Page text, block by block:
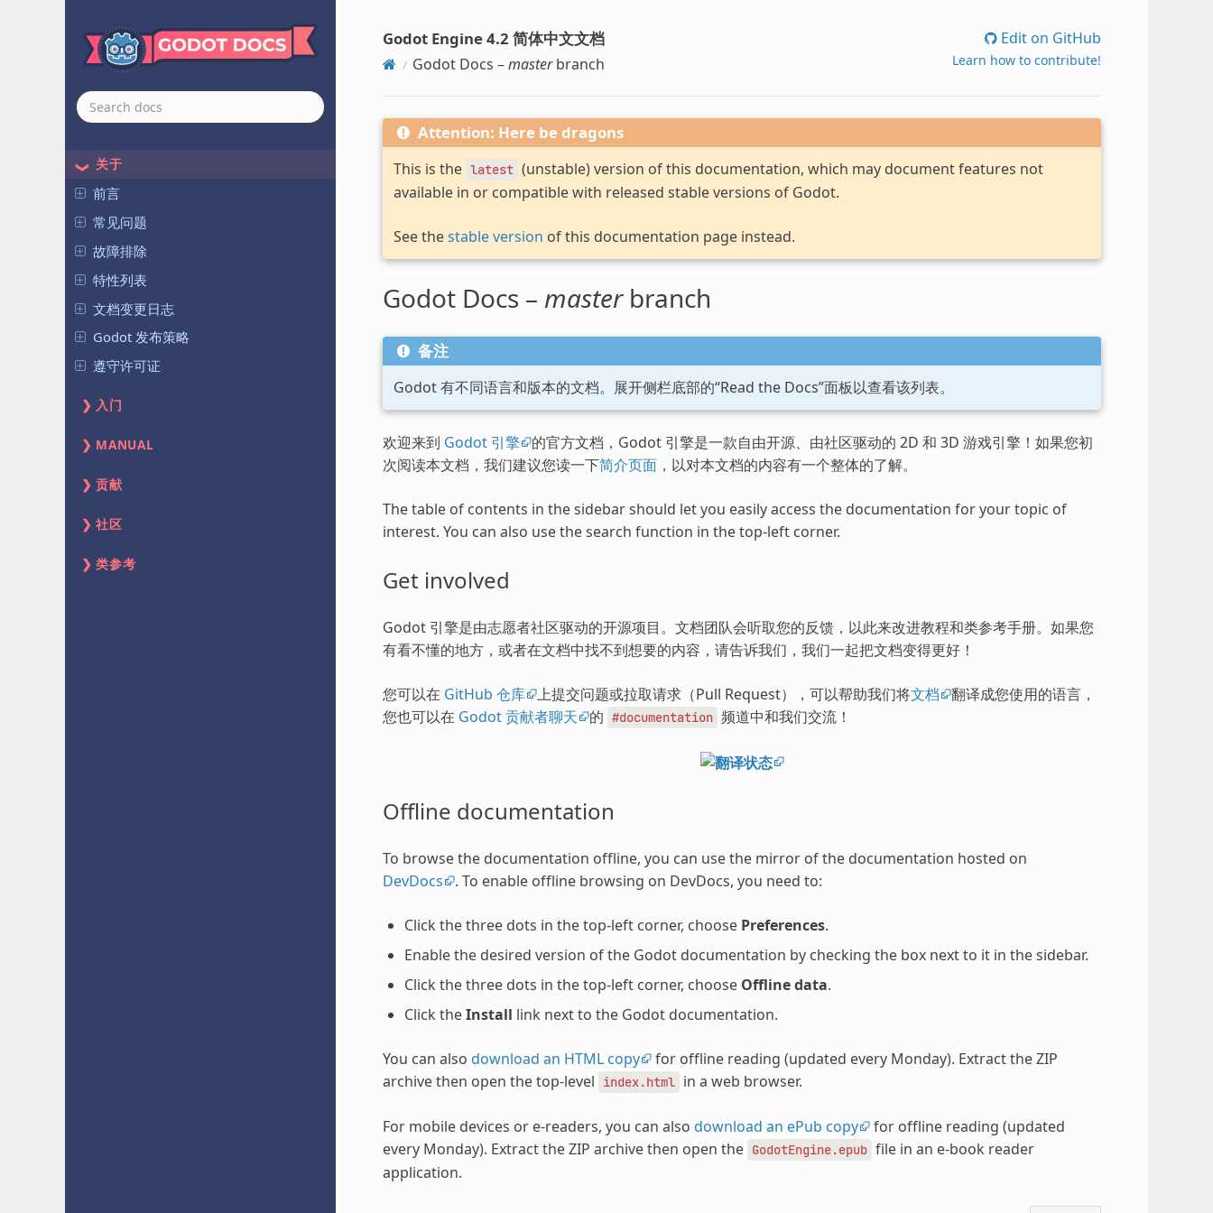
关于
前言
常见问题
故障排除
特性列表
文档变更日志
Godot 发布策略
遵守许可证
入门
MANUAL
贡献
社区
类参考
Godot Engine 4.2 简体中文文档
Godot Docs –masterbranch
Edit on GitHub
Learn how to contribute!
Attention: Here be dragons
This is the latest (unstable) version of this documentation, which may document features not
available in or compatible with released stable versions of Godot.
See thestable version of this documentation page instead.
Godot Docs – masterbranch
备注
Godot 有不同语言和版本的文档。展开侧栏底部的“Read the Docs”面板以查看该列表。
欢迎来到 Godot 引擎 的官方文档，Godot 引擎是一款自由开源、由社区驱动的 2D 和 3D 游戏引擎！如果您初
次阅读本文档，我们建议您读一下简介页面，以对本文档的内容有一个整体的了解。
The table of contents in the sidebar should let you easily access the documentation for your topic of
interest. You can also use the search function in the top-left corner.
Get involved
Godot 引擎是由志愿者社区驱动的开源项目。文档团队会听取您的反馈，以此来改进教程和类参考手册。如果您
有看不懂的地方，或者在文档中找不到想要的内容，请告诉我们，我们一起把文档变得更好！
您可以在 GitHub 仓库 上提交问题或拉取请求（Pull Request），可以帮助我们将文档
翻译成您使用的语言，
您也可以在 Godot 贡献者聊天 的 #documentation 频道中和我们交流！
Offline documentation
To browse the documentation offline, you can use the mirror of the documentation hosted on
DevDocs
. To enable offline browsing on DevDocs, you need to:
Click the three dots in the top-left corner, choose Preferences.
Enable the desired version of the Godot documentation by checking the box next to it in the sidebar.
Click the three dots in the top-left corner, choose Offline data.
Click theInstall link next to the Godot documentation.
You can also download an HTML copy for offline reading (updated every Monday). Extract the ZIP
archive then open the top-level
index.html in a web browser.
For mobile devices or e-readers, you can also download an ePub copy for offline reading (updated
every Monday). Extract the ZIP archive then open the GodotEngine.epub file in an e-book reader
application.